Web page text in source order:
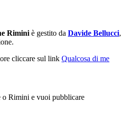
Rimini è gestito da Davide Bellucci,
cliccare sul link Qualcosa di me
o Rimini e vuoi pubblicare